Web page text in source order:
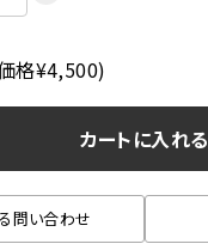
格¥4,500)
カートに入れる
問い合わせ